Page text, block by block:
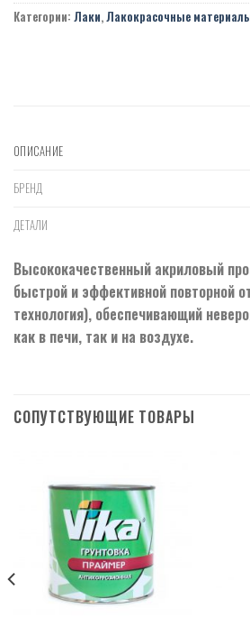
Категории: Лаки,Лакокрасочные
ОПИСАНИЕ
БРЕНД
ДЕТАЛИ
Высококачественный акриловый
быстрой и эффективной повторной
технология), обеспечивающий
как в печи, так и на воздухе.
СОПУТСТВУЮЩИЕ ТОВАРЫ